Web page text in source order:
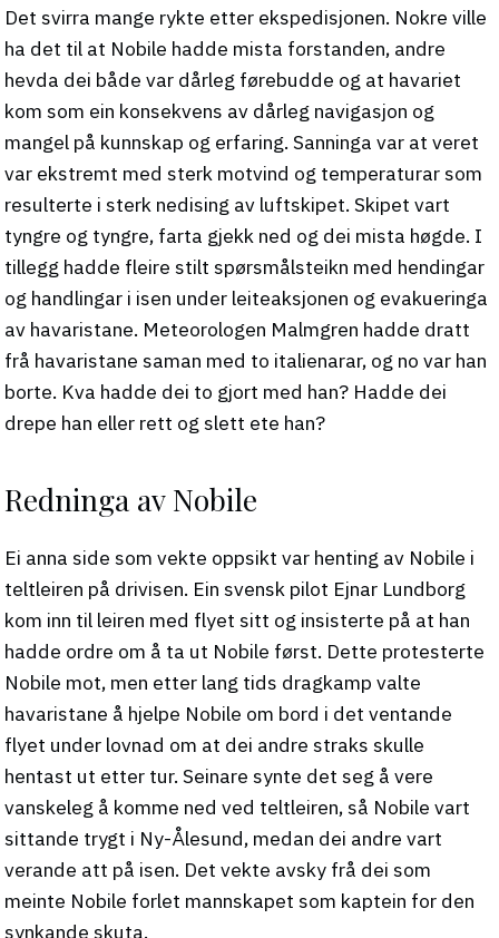
Det svirra mange rykte etter ekspedisjonen. Nokre ville
ha det til at Nobile hadde mista forstanden, andre
hevda dei både var dårleg førebudde og at havariet
kom som ein konsekvens av dårleg navigasjon og
mangel på kunnskap og erfaring. Sanninga var at veret
var ekstremt med sterk motvind og temperaturar som
resulterte i sterk nedising av luftskipet. Skipet vart
tyngre og tyngre, farta gjekk ned og dei mista høgde. I
tillegg hadde fleire stilt spørsmålsteikn med hendingar
og handlingar i isen under leiteaksjonen og evakueringa
av havaristane. Meteorologen Malmgren hadde dratt
frå havaristane saman med to italienarar, og no var han
borte. Kva hadde dei to gjort med han? Hadde dei
drepe han eller rett og slett ete han?
Redninga av Nobile
Ei anna side som vekte oppsikt var henting av Nobile i
teltleiren på drivisen. Ein svensk pilot Ejnar Lundborg
kom inn til leiren med flyet sitt og insisterte på at han
hadde ordre om å ta ut Nobile først. Dette protesterte
Nobile mot, men etter lang tids dragkamp valte
havaristane å hjelpe Nobile om bord i det ventande
flyet under lovnad om at dei andre straks skulle
hentast ut etter tur. Seinare synte det seg å vere
vanskeleg å komme ned ved teltleiren, så Nobile vart
sittande trygt i Ny-Ålesund, medan dei andre vart
verande att på isen. Det vekte avsky frå dei som
meinte Nobile forlet mannskapet som kaptein for den
synkande skuta.